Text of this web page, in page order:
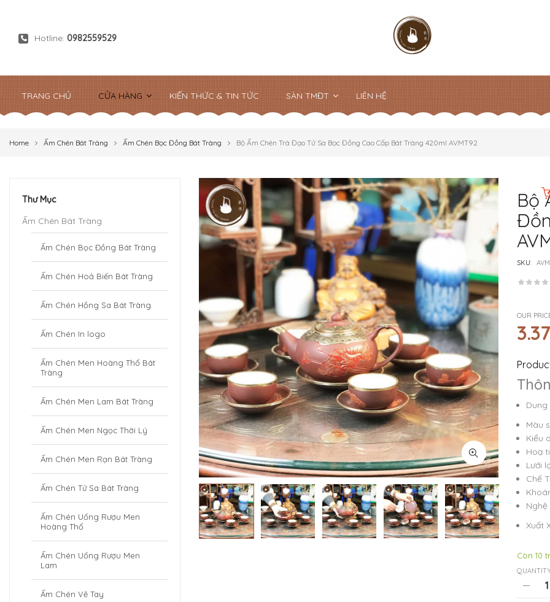
Hotline: 0982559529
TRANG CHỦ CỬA HÀNG KIẾN THỨC & TIN TỨC SÀN TMĐT LIÊN HỆ
Home Ấm Chén Bát Tràng Ấm Chén Bọc Đồng Bát Tràng Bộ Ấm Chén Trà Đạo Tử Sa Bọc Đồng Cao Cấp Bát Tràng 420ml AVMT92
Thư Mục
Ấm Chén Bát Tràng
Ấm Chén Bọc Đồng Bát Tràng
Ấm Chén Hoả Biến Bát Tràng
Ấm Chén Hồng Sa Bát Tràng
Ấm Chén In logo
Ấm Chén Men Hoàng Thổ Bát
Tràng
Ấm Chén Men Lam Bát Tràng
Ấm Chén Men Ngọc Thời Lý
Ấm Chén Men Rạn Bát Tràng
Ấm Chén Tử Sa Bát Tràng
Ấm Chén Uống Rượu Men
Hoàng Thổ
Ấm Chén Uống Rượu Men
Lam
Ấm Chén Vẽ Tay
Bộ
SKU:
OUR
Màu
Kiểu
Hoạ
Lưới
Chế
Nghệ
Xuất
Còn 10